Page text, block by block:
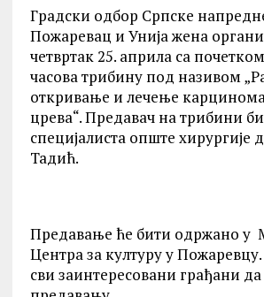
Градски одбор Српске
Пожаревац и Унија жена
четвртак 25. априла са
часова трибину под називом
откривање и лечење
црева“. Предавач на трибини
специјалиста опште хирургије
Тадић.
Предавање ће бити одржано у
Центра за културу у Пожаревцу.
сви заинтересовани грађани да